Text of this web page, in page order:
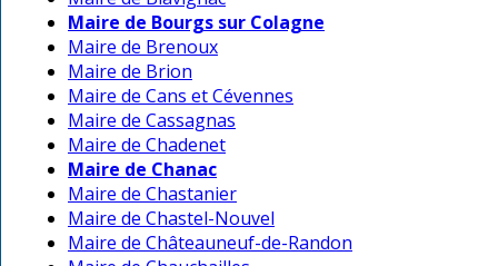
Maire de Bourgs sur Colagne
Maire de Brenoux
Maire de Brion
Maire de Cans et Cévennes
Maire de Cassagnas
Maire de Chadenet
Maire de Chanac
Maire de Chastanier
Maire de Chastel-Nouvel
Maire de Châteauneuf-de-Randon